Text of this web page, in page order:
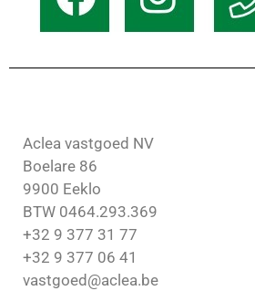
Aclea vastgoed NV
Boelare 86
9900 Eeklo
BTW 0464.293.369
+32 9 377 31 77
+32 9 377 06 41
vastgoed@aclea.be